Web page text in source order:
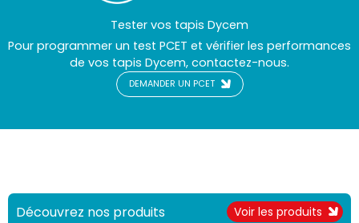
Tester vos tapis Dycem
Pour programmer un test PCET et vérifier les performances
de vos tapis Dycem, contactez-nous.
DEMANDER UN PCET
Découvrez nos produits Voir les produits